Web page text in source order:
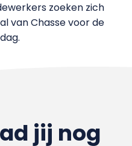
zoeken zich
van Chasse voor de
jij nog